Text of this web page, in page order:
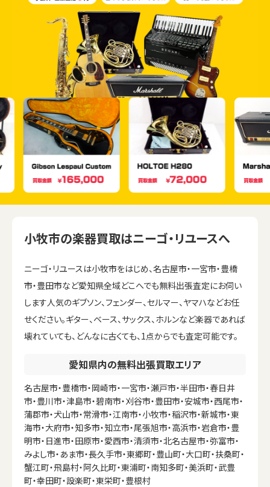
小牧市の楽器買取はニーゴ・リユースへ
ニーゴ・リユースは小牧市をはじめ、名古屋市・一宮市・豊橋
市・豊田市など愛知県全域どこへでも無料出張査定にお伺い
します人気のギブソン、フェンダー、セルマー、ヤマハなどお任
せください。ギター、ベース、サックス、ホルンなど楽器であれば
壊れていても、どんなに古くても、1点からでも査定可能です。
愛知県内の無料出張買取エリア
名古屋市・豊橋市・岡崎市・一宮市・瀬戸市・半田市・春日井
市・豊川市・津島市・碧南市・刈谷市・豊田市・安城市・西尾市・
蒲郡市・犬山市・常滑市・江南市・小牧市・稲沢市・新城市・東
海市・大府市・知多市・知立市・尾張旭市・高浜市・岩倉市・豊
明市・日進市・田原市・愛西市・清須市・北名古屋市・弥富市・
みよし市・あま市・長久手市・東郷町・豊山町・大口町・扶桑町・
蟹江町・飛島村・阿久比町・東浦町・南知多町・美浜町・武豊
町・幸田町・設楽町・東栄町・豊根村